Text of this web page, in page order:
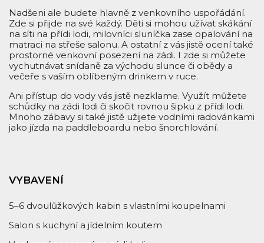
Nadšeni ale budete hlavně z venkovního uspořádání.
Zde si přijde na své každý. Děti si mohou užívat skákání
na síti na přídi lodi, milovníci sluníčka zase opalování na
matraci na střeše salonu. A ostatní z vás jistě ocení také
prostorné venkovní posezení na zádi. I zde si můžete
vychutnávat snídaně za východu slunce či obědy a
večeře s vaším oblíbeným drinkem v ruce.
Ani přístup do vody vás jistě nezklame. Využít můžete
schůdky na zádi lodi či skočit rovnou šipku z přídi lodi.
Mnoho zábavy si také jistě užijete vodními radovánkami
jako jízda na paddleboardu nebo šnorchlování.
VYBAVENÍ
5–6 dvoulůžkových kabin s vlastními koupelnami
Salon s kuchyní a jídelním koutem